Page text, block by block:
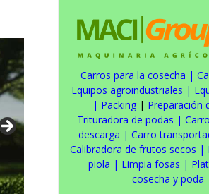
Carros para la cosecha |
Equipos agroindustriales |
| Packing| Preparación
Trituradora de podas |
descarga | Carro
Calibradora de frutos secos |
piola | Limpia fosas |
cosecha y poda